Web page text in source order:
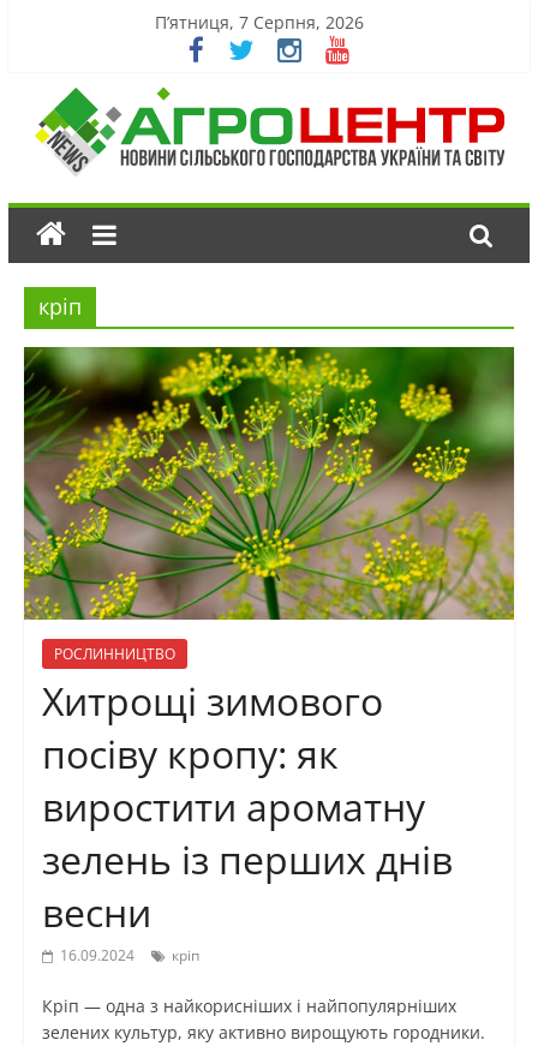
П’ятниця, 7 Серпня, 2026
кріп
РОСЛИННИЦТВО
Хитрощі зимового
посіву кропу: як
виростити ароматну
зелень із перших днів
весни
16.09.2024 кріп
Кріп — одна з найкорисніших і найпопулярніших
зелених культур, яку активно вирощують городники.